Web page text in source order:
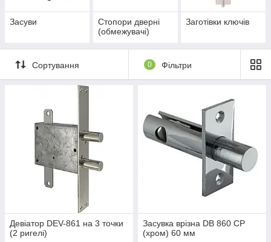
Засуви
Стопори дверні
(обмежувачі)
Заготівки ключів
Сортування 0 Фільтри
Девіатор DEV-861 на 3 точки
(2 ригелі)
Засувка врізна DB 860 CP
(хром) 60 мм